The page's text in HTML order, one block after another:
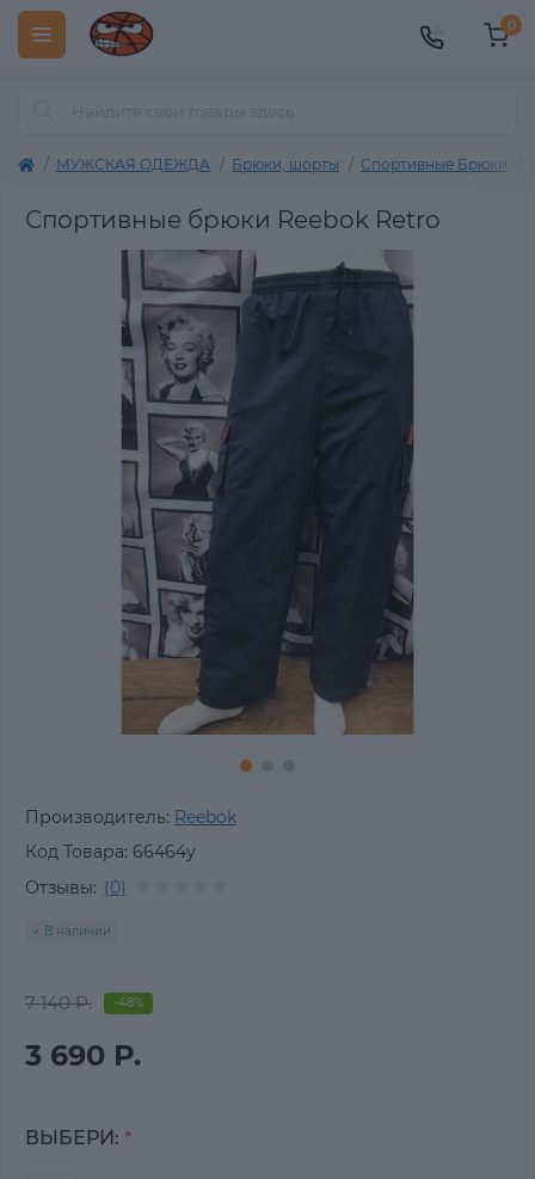
0
МУЖСКАЯ ОДЕЖДА Брюки, шорты Спортивные Брюки
Спортивные брюки Reebok Retro
Производитель: Reebok
Код Товара: 66464у
Отзывы: (0)
В наличии
7 140 Р. -48%
3 690 Р.
ВЫБЕРИ: *